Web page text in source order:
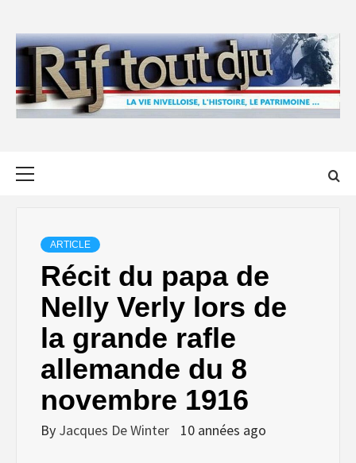
content
ARTICLE
Récit du papa de
Nelly Verly lors de
la grande rafle
allemande du 8
novembre 1916
By Jacques De Winter 10 années ago